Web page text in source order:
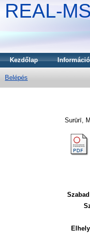
REAL-
Kezdőlap Információ
Belépés
Surūrī,